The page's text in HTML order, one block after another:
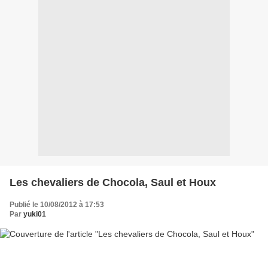
Les chevaliers de Chocola, Saul et Houx
Publié le 10/08/2012 à 17:53
Par yuki01